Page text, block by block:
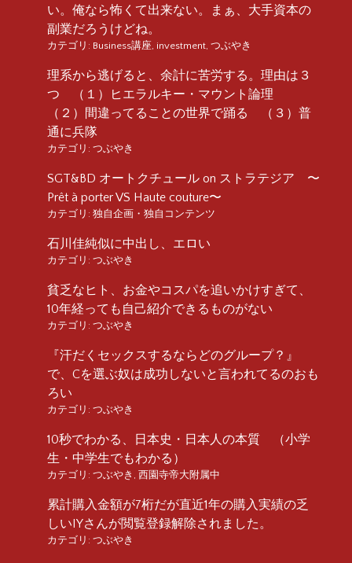
い。俺なら怖くて出来ない。まぁ、大手資本の
副業だろうけどね。
カテゴリ: Business講座, investment, つぶやき
理系から逃げると、余計に苦労する。理由は３
つ （１）ヒエラルキー・マウント論理
（２）間違ってることの世界で踊る （３）普
通に兵隊
カテゴリ: つぶやき
SGT&BD オートクチュール on ストラテジア 〜
Prêt à porter VS Haute couture〜
カテゴリ: 独自企画・独自コンテンツ
石川佳純似に中出し、エロい
カテゴリ: つぶやき
貧乏なヒト、お金やコスパを追いかけすぎて、
10年経っても自己紹介できるものがない
カテゴリ: つぶやき
『汗だくセックスするならどのグループ？』
で、Cを選ぶ奴は成功しないと言われてるのおも
ろい
カテゴリ: つぶやき
10秒でわかる、日本史・日本人の本質 （小学
生・中学生でもわかる）
カテゴリ: つぶやき , 西園寺帝大附属中
累計購入金額が7桁だが直近1年の購入実績の乏
しいIYさんが閲覧登録解除されました。
カテゴリ: つぶやき